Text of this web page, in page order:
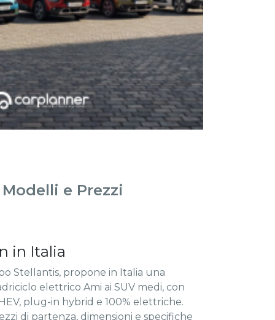
e Prezzi
in Italia
Stellantis, propone in Italia una
elettrico Ami ai SUV medi, con
plug-in hybrid e 100% elettriche.
di partenza, dimensioni e specifiche